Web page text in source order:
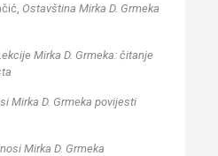
Ostavština Mirka D. Grmeka
Mirka D. Grmeka: čitanje
Mirka D. Grmeka povijesti
Mirka D. Grmeka